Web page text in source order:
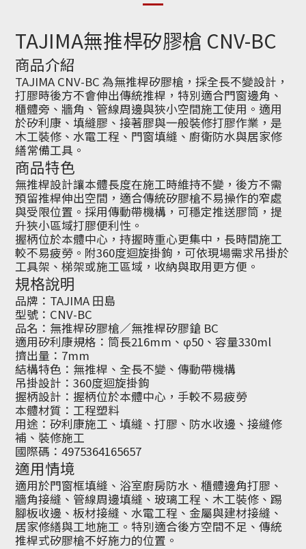
TAJIMA無推桿矽膠槍 CNV-BC
商品介紹
TAJIMA CNV-BC 為無推桿矽膠槍，採全長不變設計，
打膠時後方不會伸出傳統推桿，特別適合門窗邊角、
櫃體旁、牆角、管線周邊與狹小空間施工使用。適用
於矽利康、填縫膠、接著膠與一般裝修打膠作業，是
木工裝修、水電工程、門窗填縫、廚衛防水與居家修
繕常備工具。
商品特色
無推桿設計讓本體長度在施工時維持不變，後方不需
預留推桿伸出空間，適合傳統矽膠槍不易操作的窄處
與受限位置。採用傳動帶機構，可穩定推送膠筒，提
升狹小區域打膠便利性。
握柄位於本體中心，持握時重心更集中，長時間施工
較不易疲勞。附360度迴旋掛鉤，可依現場需求吊掛於
工具架、梯架或施工區域，收納與取用更方便。
規格說明
品牌：TAJIMA 田島
型號：CNV-BC
品名：無推桿矽膠槍／無推桿矽膠鎗 BC
適用矽利康規格：筒長216mm、φ50、容量330ml
擠出量：7mm
結構特色：無推桿、全長不變、傳動帶機構
吊掛設計：360度迴旋掛鉤
握柄設計：握柄位於本體中心，手較不易疲勞
本體材質：工程塑料
用途：矽利康施工、填縫、打膠、防水收邊、接縫修
補、裝修施工
國際碼：4975364165657
適用情境
適用於門窗框填縫、浴室廚房防水、櫃體邊角打膠、
牆角接縫、管線周邊填縫、玻璃工程、木工裝修、踢
腳板收邊、板材接縫、水電工程、金屬與建材接縫、
居家修繕與工地施工。特別適合後方空間不足、傳統
推桿式矽膠槍不好施力的位置。